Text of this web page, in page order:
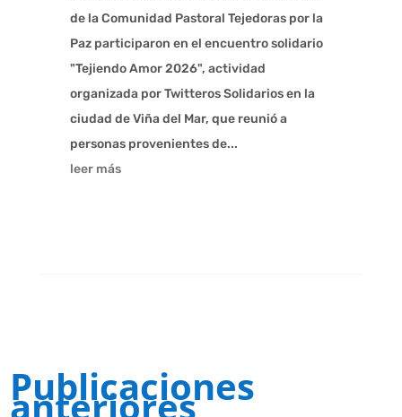
de la Comunidad Pastoral Tejedoras por la
Paz participaron en el encuentro solidario
"Tejiendo Amor 2026", actividad
organizada por Twitteros Solidarios en la
ciudad de Viña del Mar, que reunió a
personas provenientes de...
leer más
Publicaciones
anteriores